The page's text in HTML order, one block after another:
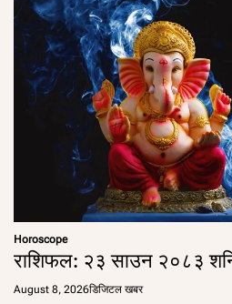
Horoscope
राशिफल: २३ साउन २०८३
August 8, 2026डिजिटल खबर